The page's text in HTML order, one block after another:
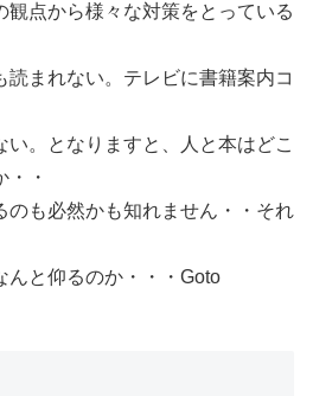
観点から様々な対策をとっている
まれない。テレビに書籍案内コ
い。となりますと、人と本はどこ
・
のも必然かも知れません・・それ
んと仰るのか・・・Goto